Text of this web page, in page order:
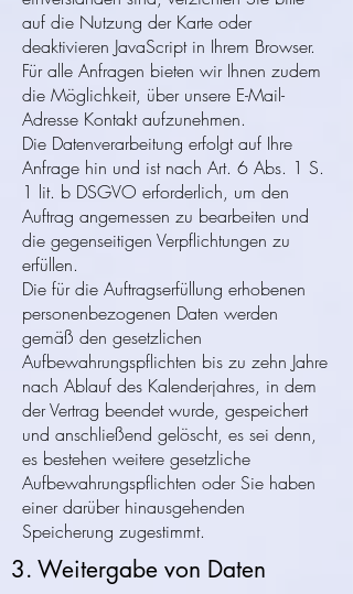
auf die Nutzung der Karte oder
deaktivieren JavaScript in Ihrem Browser.
Für alle Anfragen bieten wir Ihnen zudem
die Möglichkeit, über unsere E-Mail-
Adresse Kontakt aufzunehmen.
Die Datenverarbeitung erfolgt auf Ihre
Anfrage hin und ist nach Art. 6 Abs. 1 S.
1 lit. b DSGVO erforderlich, um den
Auftrag angemessen zu bearbeiten und
die gegenseitigen Verpflichtungen zu
erfüllen.
Die für die Auftragserfüllung erhobenen
personenbezogenen Daten werden
gemäß den gesetzlichen
Aufbewahrungspflichten bis zu zehn Jahre
nach Ablauf des Kalenderjahres, in dem
der Vertrag beendet wurde, gespeichert
und anschließend gelöscht, es sei denn,
es bestehen weitere gesetzliche
Aufbewahrungspflichten oder Sie haben
einer darüber hinausgehenden
Speicherung zugestimmt.
3. Weitergabe von Daten